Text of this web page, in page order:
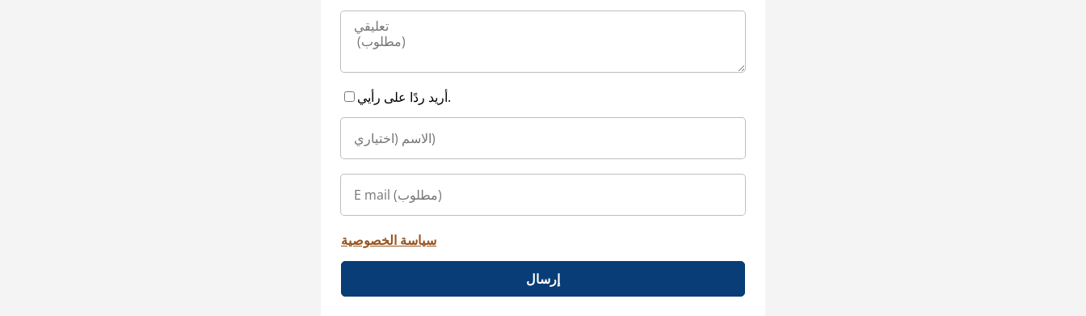
أريد ردًا على رأيي.
سياسة الخصوصية
إرسال